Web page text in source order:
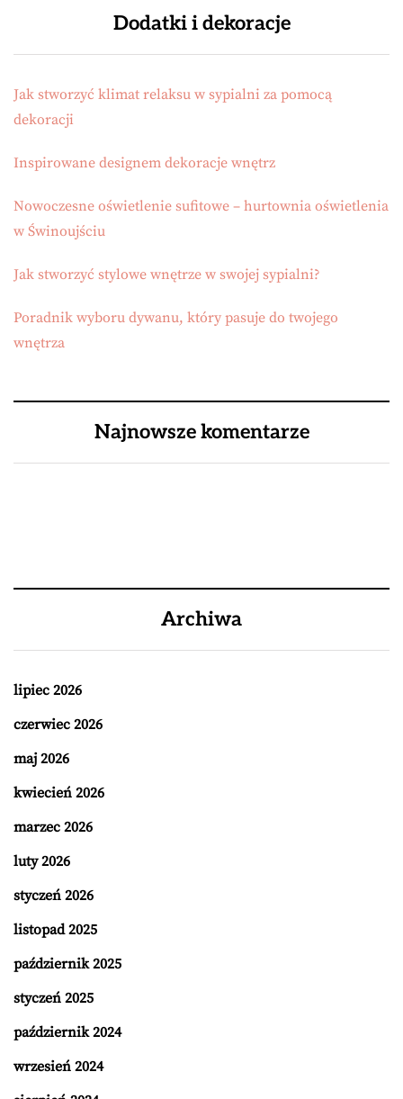
Dodatki i dekoracje
Jak stworzyć klimat relaksu w sypialni za pomocą
dekoracji
Inspirowane designem dekoracje wnętrz
Nowoczesne oświetlenie sufitowe – hurtownia oświetlenia
w Świnoujściu
Jak stworzyć stylowe wnętrze w swojej sypialni?
Poradnik wyboru dywanu, który pasuje do twojego
wnętrza
Najnowsze komentarze
Archiwa
lipiec 2026
czerwiec 2026
maj 2026
kwiecień 2026
marzec 2026
luty 2026
styczeń 2026
listopad 2025
październik 2025
styczeń 2025
październik 2024
wrzesień 2024